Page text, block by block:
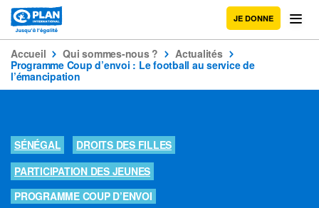
JE DONNE
Accueil Qui sommes-nous ?
Actualités
Programme Coup d’envoi : Le football au service de
l’émancipation
SÉNÉGAL
DROITS DES FILLES
PARTICIPATION DES JEUNES
PROGRAMME COUP D’ENVOI